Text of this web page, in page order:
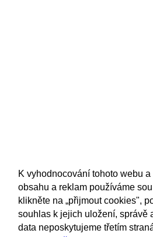
K vyhodnocování tohoto webu
obsahu a reklam používáme
klikněte na „přijmout cookies",
souhlas k jejich uložení, správě
data neposkytujeme třetím